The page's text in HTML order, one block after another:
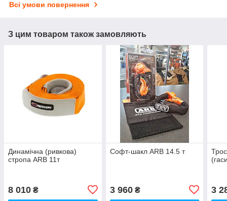
Всі умови повернення
З цим товаром також замовляють
Динамічна (ривкова)
стропа ARB 11т
8 010 ₴
Софт-шакл ARB 14.5 т
3 960₴ 3